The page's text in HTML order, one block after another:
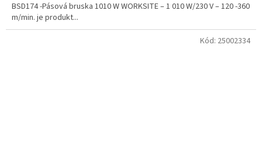
BSD174 -Pásová bruska 1010 W WORKSITE – 1 010 W/230 V – 120 -360
m/min. je produkt...
Kód: 25002334